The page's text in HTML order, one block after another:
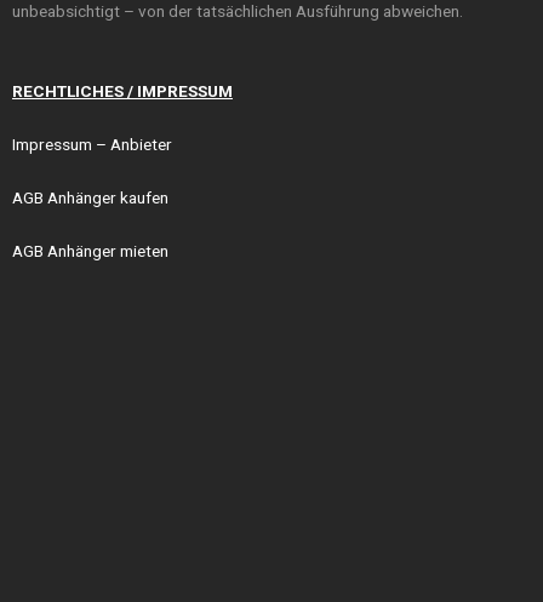
unbeabsichtigt – von der tatsächlichen Ausführung abweichen.
RECHTLICHES / IMPRESSUM
Impressum – Anbieter
AGB Anhänger kaufen
AGB Anhänger mieten